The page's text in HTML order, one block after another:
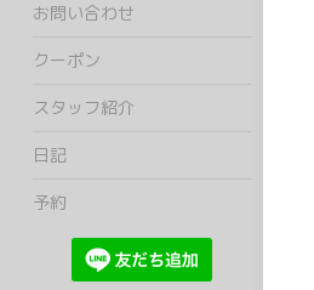
お問い合わせ
クーポン
スタッフ紹介
日記
予約